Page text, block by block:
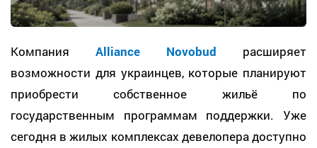
Компания Alliance Novobud расширяет
возможности для украинцев, которые планируют
приобрести собственное жильё по
государственным программам поддержки. Уже
сегодня в жилых комплексах девелопера доступно